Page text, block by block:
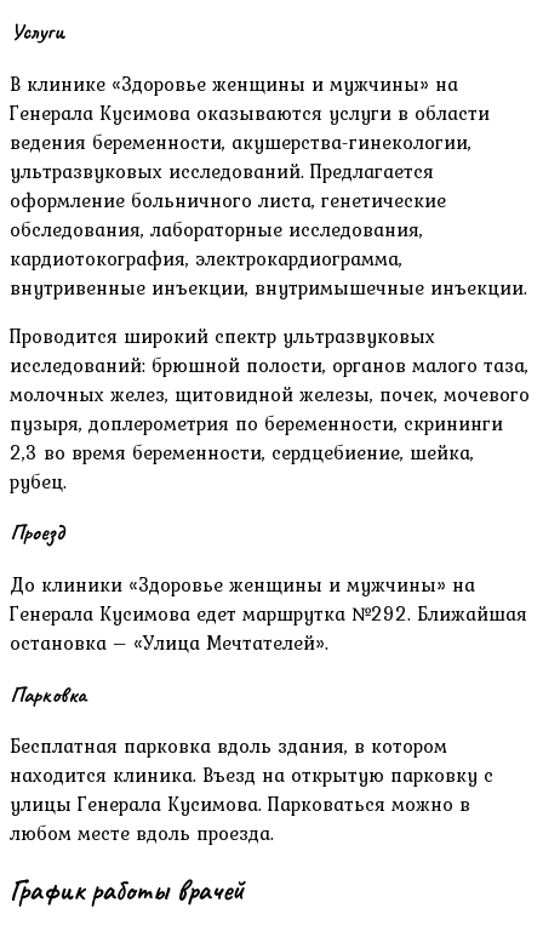
Услуги
В клинике «Здоровье женщины и мужчины» на
Генерала Кусимова оказываются услуги в области
ведения беременности, акушерства-гинекологии,
ультразвуковых исследований. Предлагается
оформление больничного листа, генетические
обследования, лабораторные исследования,
кардиотокография, электрокардиограмма,
внутривенные инъекции, внутримышечные инъекции.
Проводится широкий спектр ультразвуковых
исследований: брюшной полости, органов малого таза,
молочных желез, щитовидной железы, почек, мочевого
пузыря, доплерометрия по беременности, скрининги
2,3 во время беременности, сердцебиение, шейка,
рубец.
Проезд
До клиники «Здоровье женщины и мужчины» на
Генерала Кусимова едет маршрутка №292. Ближайшая
остановка – «Улица Мечтателей».
Парковка
Бесплатная парковка вдоль здания, в котором
находится клиника. Въезд на открытую парковку с
улицы Генерала Кусимова. Парковаться можно в
любом месте вдоль проезда.
График работы врачей